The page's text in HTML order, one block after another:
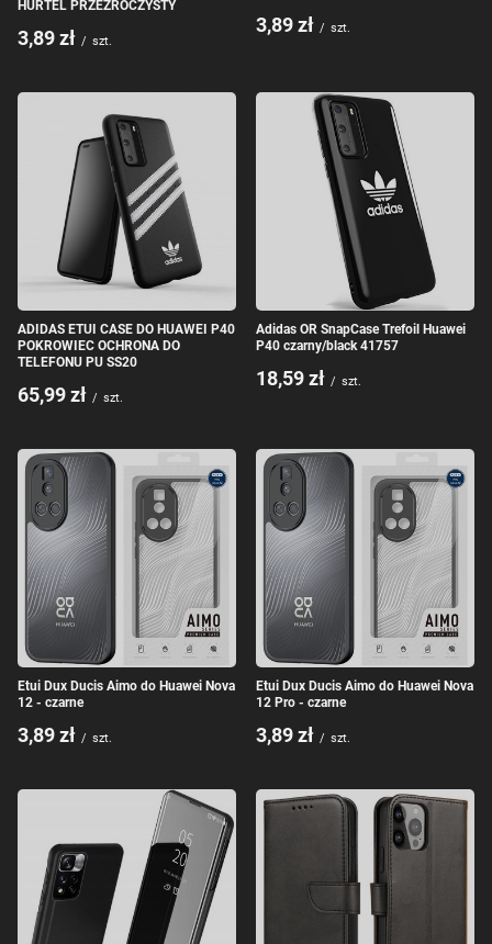
HURTEL PRZEZROCZYSTY
3,89 zł / szt.
3,89 zł / szt.
ADIDAS ETUI CASE DO HUAWEI P40
POKROWIEC OCHRONA DO
TELEFONU PU SS20
65,99 zł / szt.
Adidas OR SnapCase Trefoil Huawei
P40 czarny/black 41757
18,59 zł / szt.
Etui Dux Ducis Aimo do Huawei Nova
12 - czarne
3,89 zł / szt.
Etui Dux Ducis Aimo do Huawei Nova
12 Pro - czarne
3,89 zł / szt.